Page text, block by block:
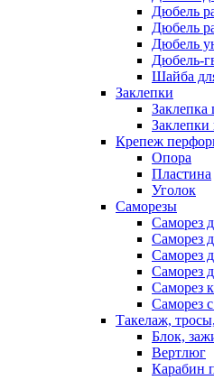
Дюбель
Дюбель
Дюбель
Дюбель-
Шайба
Заклепки
Заклепка
Крепеж
Опора
Пластина
Уголок
Саморезы
Саморез
Саморез
Саморез
Саморез
Саморез
Саморез
Такелаж,
Блок,
Вертлюг
Карабин